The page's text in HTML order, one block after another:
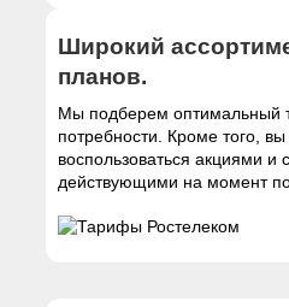
Широкий
планов.
Мы подберем оптимальный
потребности. Кроме того,
воспользоваться акциями и
действующими на момент